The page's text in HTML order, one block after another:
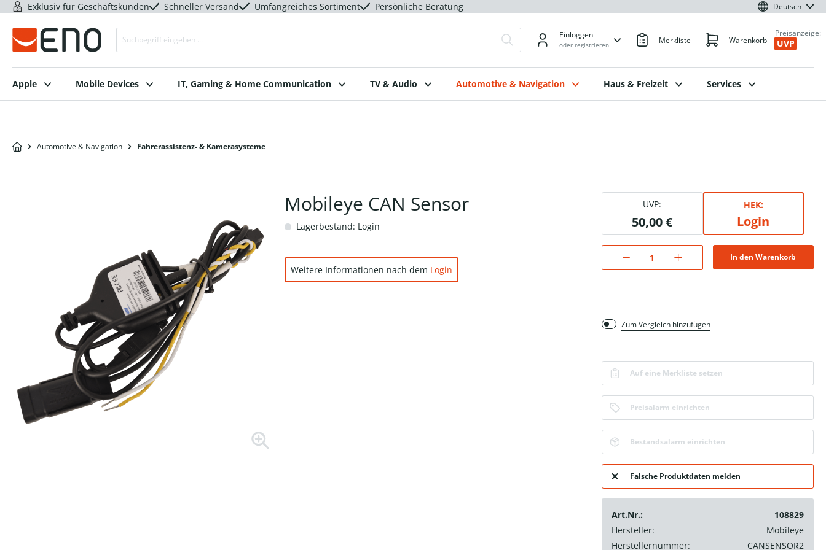
Exklusiv für Geschäftskunden Schneller Versand Umfangreiches Sortiment Persönliche Beratung Deutsch
Einloggen
oder registrieren Merkliste Warenkorb
Preisanzeige:
UVP
Apple Mobile Devices IT, Gaming & Home Communication TV & Audio Automotive & Navigation Haus & Freizeit Services
Automotive & Navigation Fahrerassistenz- & Kamerasysteme
Mobileye CAN Sensor
Lagerbestand: Login
Weitere Informationen nach dem Login
UVP:
50,00 €
HEK:
Login
In den Warenkorb
Zum Vergleich hinzufügen
Auf eine Merkliste setzen
Preisalarm einrichten
Bestandsalarm einrichten
Falsche Produktdaten melden
Art.Nr.:
108829
Hersteller:
Mobileye
Herstellernummer:
CANSENSOR2